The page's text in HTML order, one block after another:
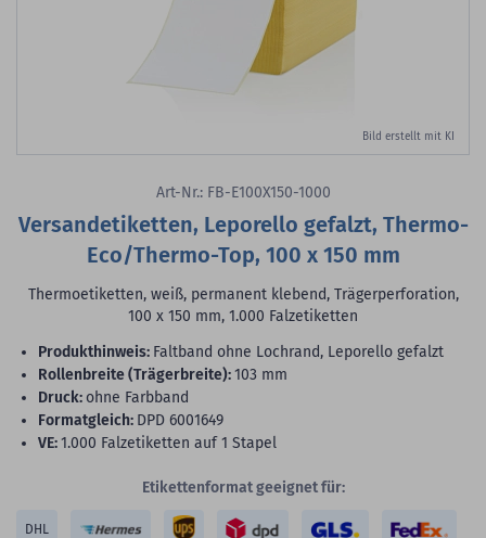
Bild erstellt mit KI
Art-Nr.: FB-E100X150-1000
Versandetiketten, Leporello gefalzt, Thermo-
Eco/Thermo-Top, 100 x 150 mm
Thermoetiketten, weiß, permanent klebend, Trägerperforation,
100 x 150 mm, 1.000 Falzetiketten
Produkthinweis: Faltband ohne Lochrand, Leporello gefalzt
Rollenbreite (Trägerbreite):103 mm
Druck: ohne Farbband
Formatgleich: DPD 6001649
VE:1.000 Falzetiketten auf 1 Stapel
Etikettenformat geeignet für:
DHL